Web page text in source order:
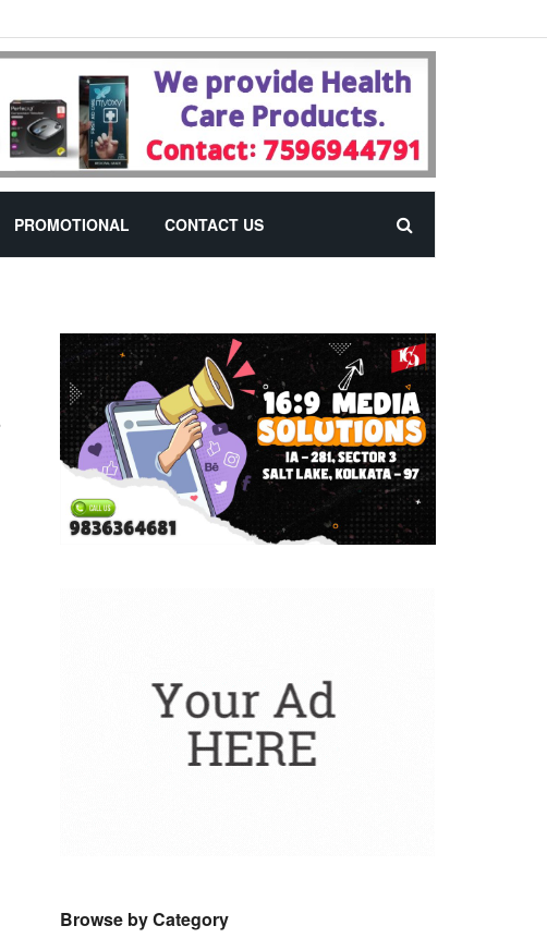
PROMOTIONAL CONTACT US
Browse by Category